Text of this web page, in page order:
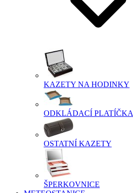
KAZETY NA HODINKY
ODKLÁDACÍ PLATÍČKA
OSTATNÍ KAZETY
ŠPERKOVNICE